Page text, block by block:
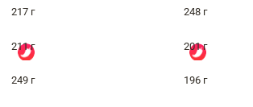
217 г 248 г
211 г 201 г
249 г 196 г